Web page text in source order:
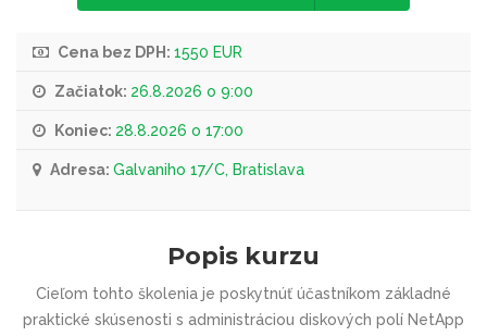
Cena bez DPH: 1550 EUR
Začiatok: 26.8.2026 o 9:00
Koniec: 28.8.2026 o 17:00
Adresa: Galvaniho 17/C, Bratislava
Popis kurzu
Cieľom tohto školenia je poskytnúť účastníkom základné
praktické skúsenosti s administráciou diskových polí NetApp